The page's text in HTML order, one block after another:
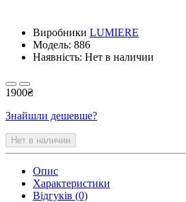
Виробники LUMIERE
Модель: 886
Наявність: Нет в наличии
1900₴
Знайшли дешевше?
Нет в наличии
Опис
Характеристики
Відгуків (0)